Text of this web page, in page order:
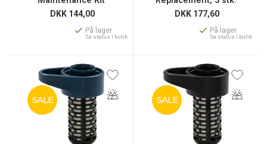
DKK 144,00
På lager
Se status i butik
DKK 177,60
På lager
Se status i butik
SALE SALE